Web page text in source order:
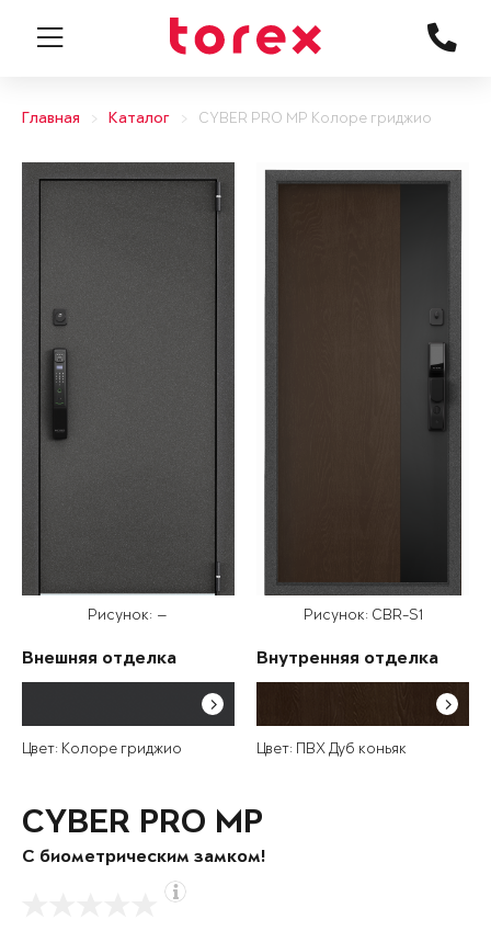
Главная Каталог CYBER PRO MP Колоре гриджио
Рисунок: —
Внешняя отделка
Цвет: Колоре гриджио
Рисунок: CBR-S1
Внутренняя отделка
Цвет: ПВХ Дуб коньяк
CYBER PRO MP
С биометрическим замком!